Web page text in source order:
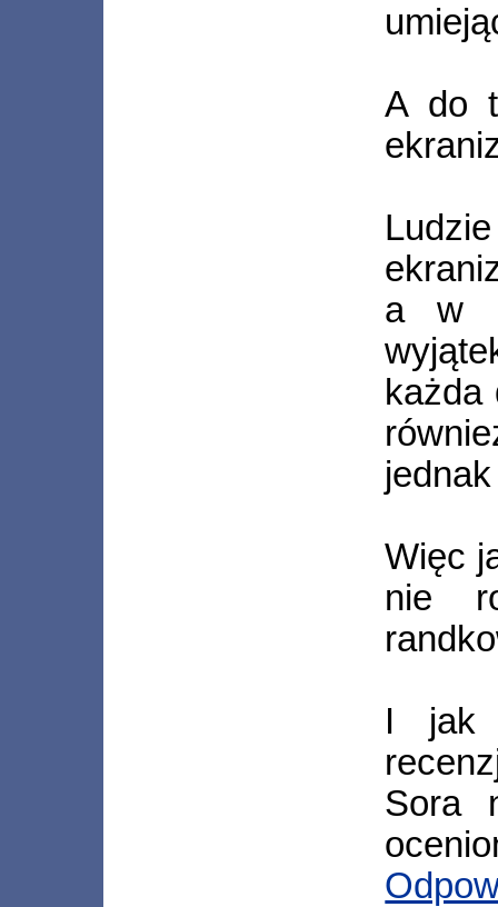
A do
a w
każda
Więc
nie
I jak
Sora